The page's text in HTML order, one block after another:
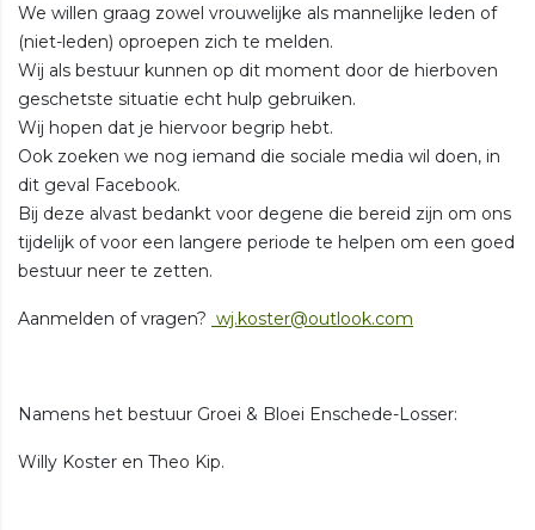
We willen graag zowel vrouwelijke als mannelijke leden of
(niet-leden) oproepen zich te melden.
Wij als bestuur kunnen op dit moment door de hierboven
geschetste situatie echt hulp gebruiken.
Wij hopen dat je hiervoor begrip hebt.
Ook zoeken we nog iemand die sociale media wil doen, in
dit geval Facebook.
Bij deze alvast bedankt voor degene die bereid zijn om ons
tijdelijk of voor een langere periode te helpen om een goed
bestuur neer te zetten.
Aanmelden of vragen? wj.koster@outlook.com
Namens het bestuur Groei & Bloei Enschede-Losser:
Willy Koster en Theo Kip.